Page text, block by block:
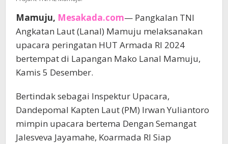
Mamuju, Mesakada.com— Pangkalan TNI
Angkatan Laut (Lanal) Mamuju melaksanakan
upacara peringatan HUT Armada RI 2024
bertempat di Lapangan Mako Lanal Mamuju,
Kamis 5 Desember.
Bertindak sebagai Inspektur Upacara,
Dandepomal Kapten Laut (PM) Irwan Yuliantoro
mimpin upacara bertema Dengan Semangat
Jalesveva Jayamahe, Koarmada RI Siap